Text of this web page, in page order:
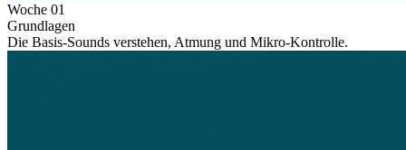
Woche 01
Grundlagen
Die Basis-Sounds verstehen, Atmung und Mikro-Kontrolle.